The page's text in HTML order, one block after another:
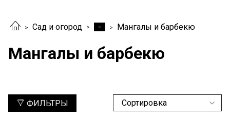
Сад и огород - Мангалы и барбекю
Мангалы и барбекю
ФИЛЬТРЫ